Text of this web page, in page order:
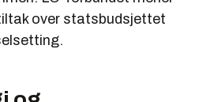
over statsbudsjettet